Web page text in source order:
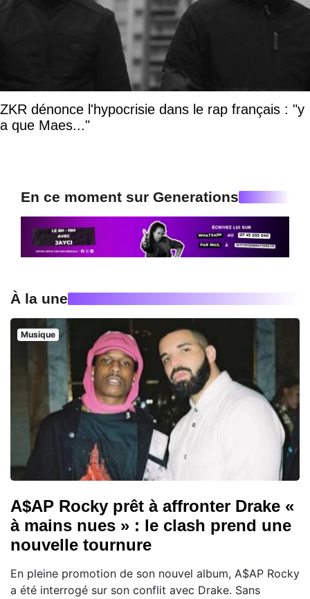
ZKR dénonce l'hypocrisie dans le rap français : "y
a que Maes..."
En ce moment sur Generations
À la une
Musique
A$AP Rocky prêt à affronter Drake «
à mains nues » : le clash prend une
nouvelle tournure
En pleine promotion de son nouvel album, A$AP Rocky
a été interrogé sur son conflit avec Drake. Sans